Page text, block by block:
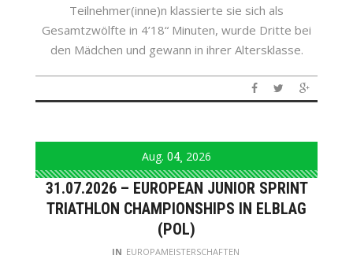
Teilnehmer(inne)n klassierte sie sich als
Gesamtzwölfte in 4’18“ Minuten, wurde Dritte bei
den Mädchen und gewann in ihrer Altersklasse.
Aug. 04 2026
31.07.2026 – EUROPEAN JUNIOR SPRINT
TRIATHLON CHAMPIONSHIPS IN ELBLAG
(POL)
IN EUROPAMEISTERSCHAFTEN